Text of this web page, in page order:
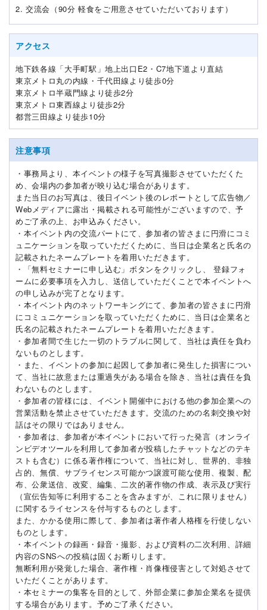
2. 交流会（90分 軽食をご用意させていただいております）
アクセス
地下鉄各線「大手町駅」地上出口E2・C7地下道より直結
東京メトロ丸の内線・千代田線より徒歩0分
東京メトロ半蔵門線より徒歩2分
東京メトロ東西線より徒歩2分
都営三田線より徒歩10分
注意事項
・事務局より、本イベントの様子を写真撮影させていただくた
め、会場内の参加者が映り込む場合があります。
また当日のお写真は、後日イベント後のレポートとして広告物／
Webメディアに露出・掲載される可能性がございますので、予
めご了承の上、お申込みください。
・本イベント内の交流パートにて、参加者の皆さまに円滑にコミ
ュニケーションを取っていただくために、当日は企業名と氏名の
記載されたネームプレートを着用いただきます。
・「無料セミナーに申し込む」ボタンをクリックし、 登録フォ
ームに必要事項を入力し、送信していただくことで本イベントへ
の申し込みが完了となります。
・本イベント内のネットワーキングにて、参加者の皆さまに円滑
にコミュニケーションを取っていただくために、当日は企業名と
氏名の記載されたネームプレートを着用いただきます。
・参加者間で生じた一切のトラブルに関して、当社は責任を負わ
ないものとします。
・また、イベントの参加に起因して参加者に発生した損害につい
て、当社に故意または重過失がある場合を除き、当社は責任を負
わないものとします。
・参加者の皆様には、イベント開催中における他の参加企業への
営業活動を禁止させていただきます。交流のための名刺交換や対
話はその限りではありません。
・参加者は、参加者が本イベントにおいて行った発言（オンライ
ンビデオツールを利用して参加者が投稿したチャットなどのテキ
ストも含む）に係る著作権について、当社に対し、世界的、非独
占的、無償、サブライセンス可能かつ譲渡可能な使用、複製、配
布、公衆送信、改変、編集、二次的著作物の作成、表示及び実行
（宣伝告知等に利用することを含みますが、これに限りません）
に関するライセンスを付与するものとします。
また、かかる使用に際して、参加者は著作者人格権を行使しない
ものとします。
・本イベントの録画・録音・撮影、および資料の二次利用、詳細
内容のSNSへの投稿は固くお断りします。
無断利用が発覚した場合、著作権・肖像権侵害として対処させて
いただくことがあります。
・本セミナーの集客を目的として、外部企業に参加企業名を提供
する場合があります。予めご了承ください。